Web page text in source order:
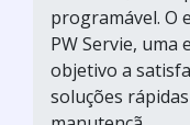
soluções
manutençã...
Cotar agora